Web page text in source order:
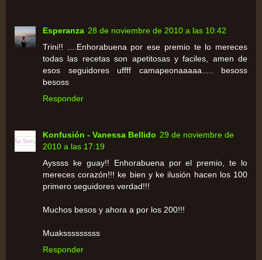
Esperanza 28 de noviembre de 2010 a las 10:42
Trini!! ....Enhorabuena por ese premio te lo mereces
todas las recetas son apetitosas y faciles, amen de
esos seguidores uffff camapeonaaaaa..... besoss
besoss
Responder
Konfusión - Vanessa Bellido 29 de noviembre de
2010 a las 17:19
Ayssss ke guay!! Enhorabuena por el premio, te lo
mereces corazón!!! ke bien y ke ilusión hacen los 100
primero seguidores verdad!!!
Muchos besos y ahora a por los 200!!!
Muaksssssssss
Responder